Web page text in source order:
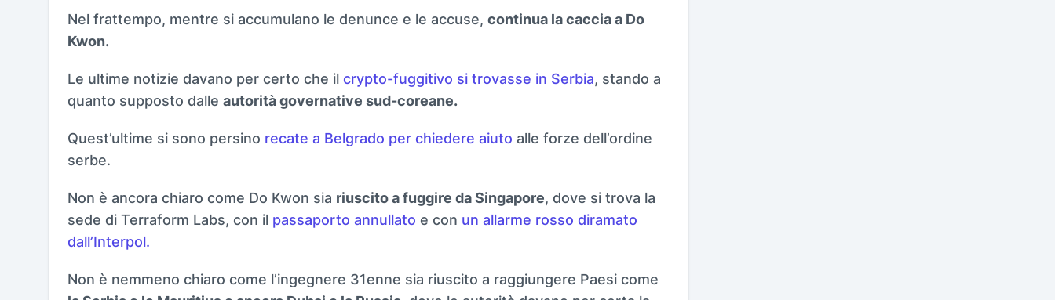
Nel frattempo, mentre si accumulano le denunce e le accuse, continua la caccia a Do
Kwon.
Le ultime notizie davano per certo che il crypto-fuggitivo si trovasse in Serbia, stando a
quanto supposto dalle autorità governative sud-coreane.
Quest’ultime si sono persino recate a Belgrado per chiedere aiuto alle forze dell’ordine
serbe.
Non è ancora chiaro come Do Kwon sia riuscito a fuggire da Singapore, dove si trova la
sede di Terraform Labs, con il passaporto annullato e con un allarme rosso diramato
dall’Interpol.
Non è nemmeno chiaro come l’ingegnere 31enne sia riuscito a raggiungere Paesi come